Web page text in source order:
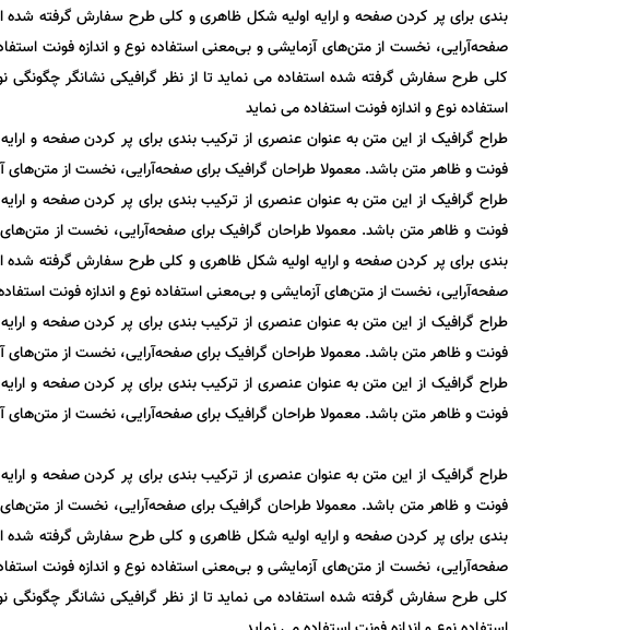
بندی برای پر کردن صفحه و ارایه اولیه شکل ظاهری و کلی طرح سفارش گرفته شده
صفحه‌آرایی، نخست از متن‌های آزمایشی و بی‌معنی استفاده نوع و اندازه فونت
کلی طرح سفارش گرفته شده استفاده می نماید تا از نظر گرافیکی نشانگر
استفاده نوع و اندازه فونت استفاده می نماید
طراح گرافیک از این متن به عنوان عنصری از ترکیب بندی برای پر کردن صفحه و
فونت و ظاهر متن باشد. معمولا طراحان گرافیک برای صفحه‌آرایی، نخست از متن‌های
طراح گرافیک از این متن به عنوان عنصری از ترکیب بندی برای پر کردن صفحه و
فونت و ظاهر متن باشد. معمولا طراحان گرافیک برای صفحه‌آرایی، نخست از
بندی برای پر کردن صفحه و ارایه اولیه شکل ظاهری و کلی طرح سفارش گرفته شده
صفحه‌آرایی، نخست از متن‌های آزمایشی و بی‌معنی استفاده نوع و اندازه فونت
طراح گرافیک از این متن به عنوان عنصری از ترکیب بندی برای پر کردن صفحه و
فونت و ظاهر متن باشد. معمولا طراحان گرافیک برای صفحه‌آرایی، نخست از متن‌های
طراح گرافیک از این متن به عنوان عنصری از ترکیب بندی برای پر کردن صفحه و
فونت و ظاهر متن باشد. معمولا طراحان گرافیک برای صفحه‌آرایی، نخست از متن‌های
طراح گرافیک از این متن به عنوان عنصری از ترکیب بندی برای پر کردن صفحه و
فونت و ظاهر متن باشد. معمولا طراحان گرافیک برای صفحه‌آرایی، نخست از
بندی برای پر کردن صفحه و ارایه اولیه شکل ظاهری و کلی طرح سفارش گرفته شده
صفحه‌آرایی، نخست از متن‌های آزمایشی و بی‌معنی استفاده نوع و اندازه فونت
کلی طرح سفارش گرفته شده استفاده می نماید تا از نظر گرافیکی نشانگر